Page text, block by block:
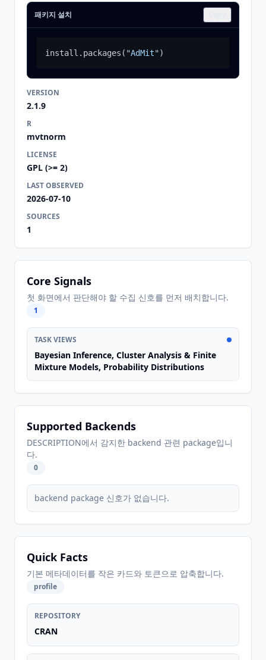
패키지 설치
install.packages ( "AdMit")
VERSION
2.1.9
R
mvtnorm
LICENSE
GPL (>= 2)
LAST OBSERVED
2026-07-10
SOURCES
1
Core Signals
첫 화면에서 판단해야 할 수집 신호를 먼저 배치합니다.
1
TASK VIEWS
Bayesian Inference, Cluster Analysis & Finite
Mixture Models, Probability Distributions
Supported Backends
DESCRIPTION에서 감지한 backend 관련 package입니
다.
0
backend package 신호가 없습니다.
Quick Facts
기본 메타데이터를 작은 카드와 토큰으로 압축합니다.
profile
REPOSITORY
CRAN